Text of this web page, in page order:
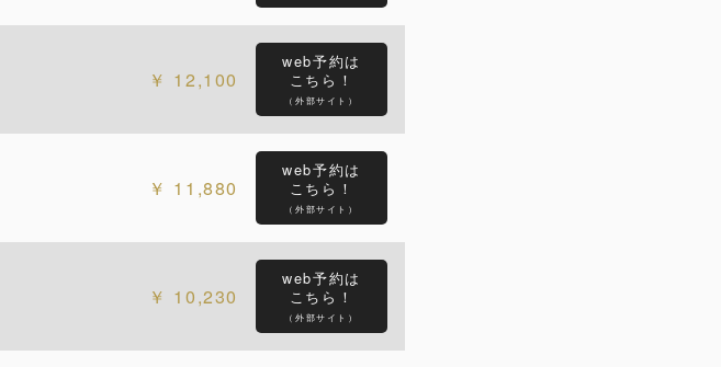
12,100
web予約は
こちら！
（外部サイト）
11,880
web予約は
こちら！
（外部サイト）
10,230
web予約は
こちら！
（外部サイト）